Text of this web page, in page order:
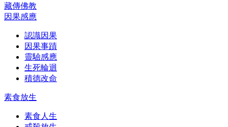
藏傳佛教
因果感應
認識因果
因果事蹟
靈驗感應
生死輪迴
積德改命
素食放生
素食人生